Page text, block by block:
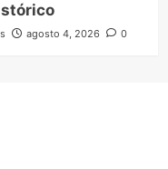
agosto 4, 2026 0